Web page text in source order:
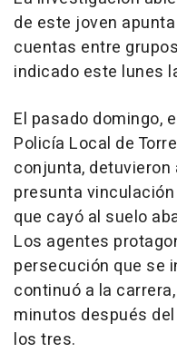
de este joven
cuentas entre
indicado este lunes
El pasado domingo,
Policía Local de
conjunta,
presunta
que cayó al suelo
Los agentes
persecución que se
continuó a la
minutos después
los tres.